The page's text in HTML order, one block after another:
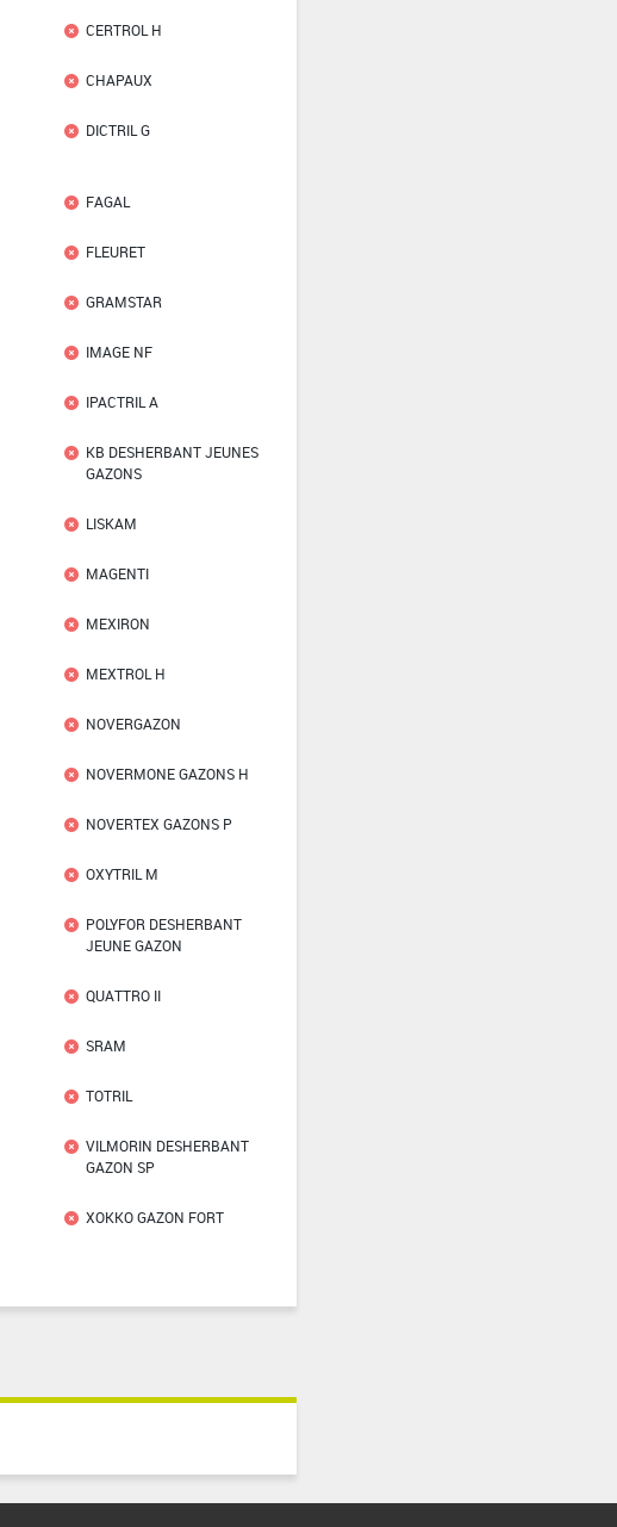
CERTROL H
CHAPAUX
DICTRIL G
FAGAL
FLEURET
GRAMSTAR
IMAGE NF
IPACTRIL A
KB DESHERBANT JEUNES
GAZONS
LISKAM
MAGENTI
MEXIRON
MEXTROL H
NOVERGAZON
NOVERMONE GAZONS H
NOVERTEX GAZONS P
OXYTRIL M
POLYFOR DESHERBANT
JEUNE GAZON
QUATTRO II
SRAM
TOTRIL
VILMORIN DESHERBANT
GAZON SP
XOKKO GAZON FORT